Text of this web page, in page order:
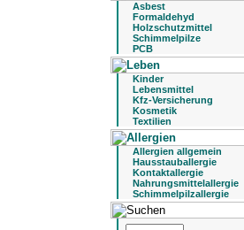
Asbest
Formaldehyd
Holzschutzmittel
Schimmelpilze
PCB
Kinder
Lebensmittel
Kfz-Versicherung
Kosmetik
Textilien
Allergien allgemein
Hausstauballergie
Kontaktallergie
Nahrungsmittelallergie
Schimmelpilzallergie